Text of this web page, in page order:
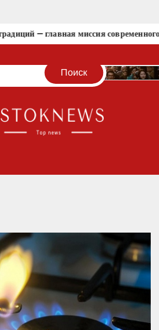
— главная миссия современного